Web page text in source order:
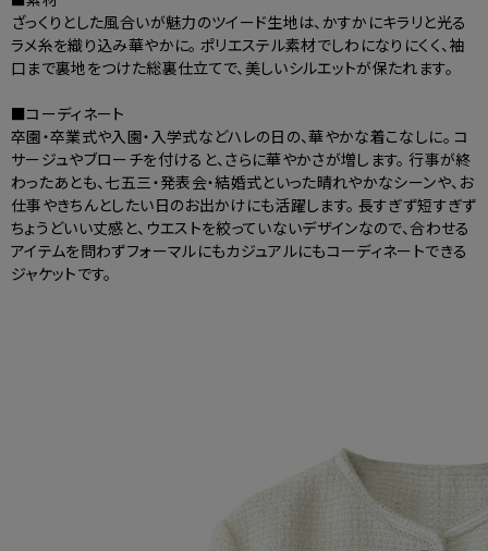
ざっくりとした風合いが魅力のツイード生地は、かすかにキラリと光る
ラメ糸を織り込み華やかに。 ポリエステル素材でしわになりにくく、袖
口まで裏地をつけた総裏仕立てで、美しいシルエットが保たれます。
■コーディネート
卒園・卒業式や入園・入学式などハレの日の、華やかな着こなしに。 コ
サージュやブローチを付けると、さらに華やかさが増します。 行事が終
わったあとも、七五三・発表会・結婚式といった晴れやかなシーンや、お
仕事やきちんとしたい日のお出かけにも活躍します。 長すぎず短すぎず
ちょうどいい丈感と、ウエストを絞っていないデザインなので、合わせる
アイテムを問わずフォーマルにもカジュアルにもコーディネートできる
ジャケットです。